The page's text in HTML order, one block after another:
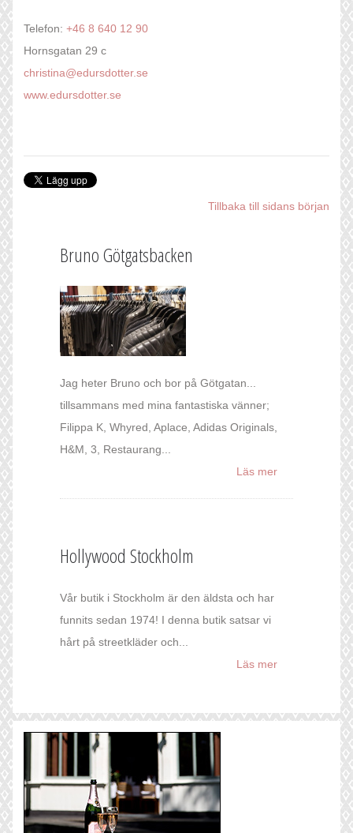
Telefon: +46 8 640 12 90
Hornsgatan 29 c
christina@edursdotter.se
www.edursdotter.se
Tillbaka till sidans början
Bruno Götgatsbacken
Jag heter Bruno och bor på Götgatan...
tillsammans med mina fantastiska vänner;
Filippa K, Whyred, Aplace, Adidas Originals,
H&M, 3, Restaurang...
Läs mer
Hollywood Stockholm
Vår butik i Stockholm är den äldsta och har
funnits sedan 1974! I denna butik satsar vi
hårt på streetkläder och...
Läs mer